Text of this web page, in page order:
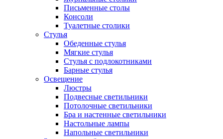
Письменные столы
Консоли
Туалетные столики
Стулья
Обеденные стулья
Мягкие стулья
Стулья с подлокотниками
Барные стулья
Освещение
Люстры
Подвесные светильники
Потолочные светильники
Бра и настенные светильники
Настольные лампы
Напольные светильники